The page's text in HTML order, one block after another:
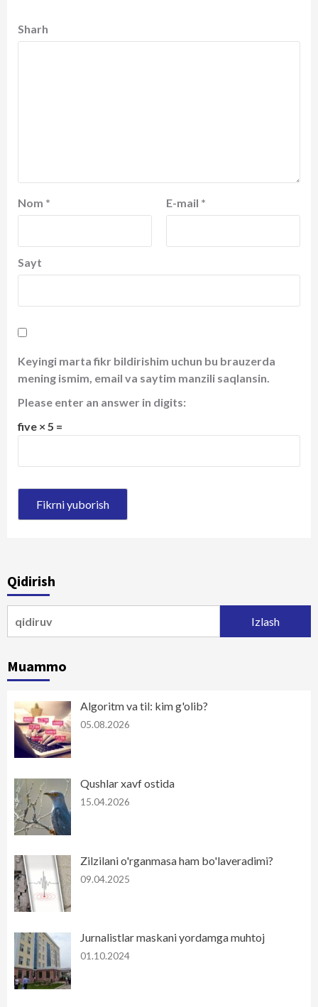
Sharh
Nom * E-mail *
Sayt
Keyingi marta fikr bildirishim uchun bu brauzerda
mening ismim, email va saytim manzili saqlansin.
Please enter an answer in digits:
five × 5 =
Qidirish
Muammo
Algoritm va til: kim g'olib?
05.08.2026
Qushlar xavf ostida
15.04.2026
Zilzilani o'rganmasa ham bo'laveradimi?
09.04.2025
Jurnalistlar maskani yordamga muhtoj
01.10.2024